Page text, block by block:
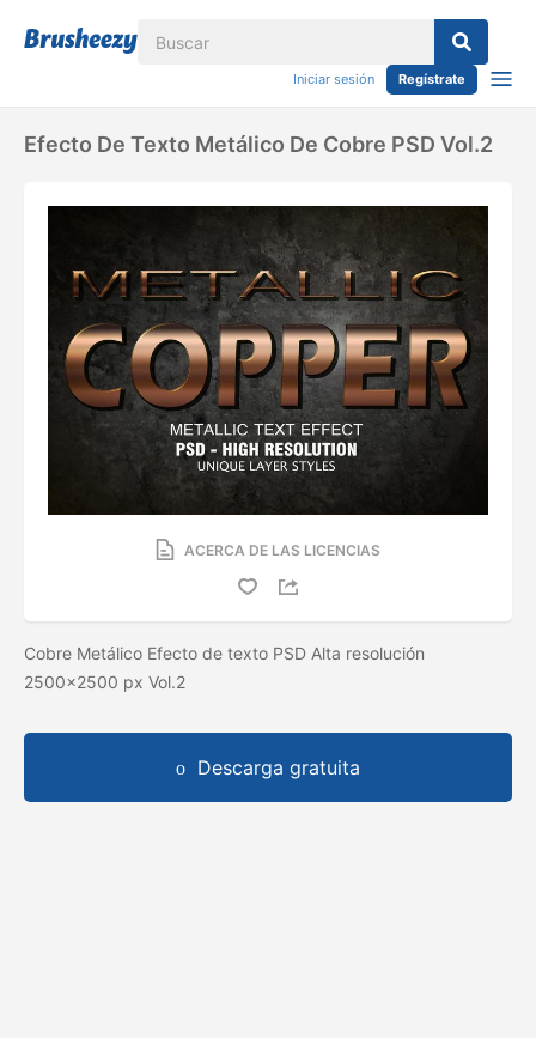
Iniciar sesión Regístrate
Efecto De Texto Metálico De Cobre PSD Vol.2
ACERCA DE LAS LICENCIAS
Cobre Metálico Efecto de texto PSD Alta resolución
2500x2500 px Vol.2
Descarga gratuita